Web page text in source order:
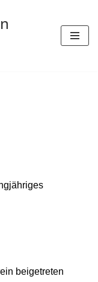
beigetreten